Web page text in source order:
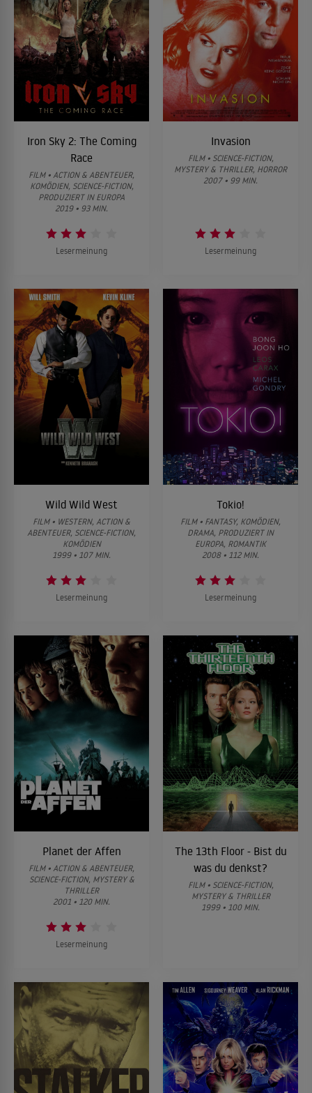
Iron Sky 2: The Coming
Race
FILM • ACTION & ABENTEUER,
KOMÖDIEN, SCIENCE-FICTION,
PRODUZIERT IN EUROPA
2019 • 93 MIN.
Lesermeinung
Invasion
FILM • SCIENCE-FICTION,
MYSTERY & THRILLER, HORROR
2007 • 99 MIN.
Lesermeinung
Wild Wild West
FILM • WESTERN, ACTION &
ABENTEUER, SCIENCE-FICTION,
KOMÖDIEN
1999 • 107 MIN.
Lesermeinung
Tokio!
FILM • FANTASY, KOMÖDIEN,
DRAMA, PRODUZIERT IN
EUROPA, ROMANTIK
2008 • 112 MIN.
Lesermeinung
Planet der Affen
FILM • ACTION & ABENTEUER,
SCIENCE-FICTION, MYSTERY &
THRILLER
2001 • 120 MIN.
Lesermeinung
The 13th Floor - Bist du
was du denkst?
FILM • SCIENCE-FICTION,
MYSTERY & THRILLER
1999 • 100 MIN.